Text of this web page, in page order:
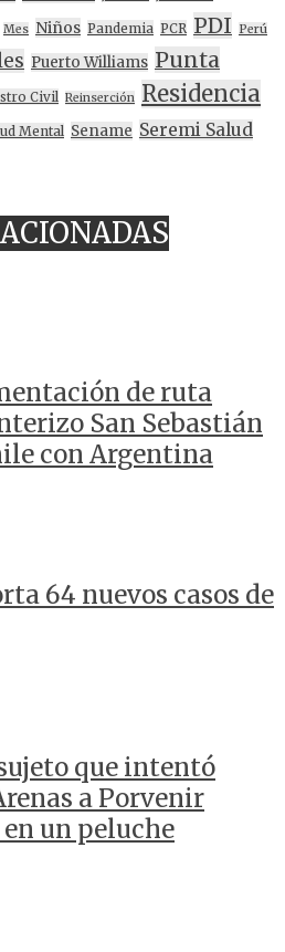
Mes Niños Pandemia PCR PDI Perú
Puerto Williams Punta
Civil Reinserción
Residencia
Mental Sename Seremi Salud
de ruta
San Sebastián
con Argentina
64 nuevos casos de
que intentó
a Porvenir
un peluche